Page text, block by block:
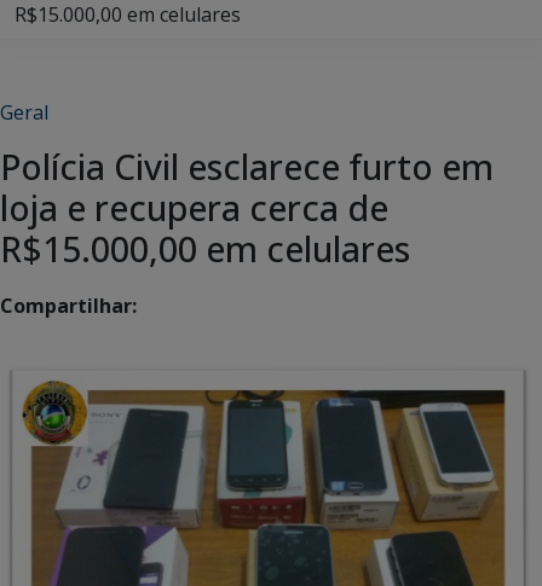
R$15.000,00 em celulares
Geral
Polícia Civil esclarece furto em
loja e recupera cerca de
R$15.000,00 em celulares
Compartilhar: